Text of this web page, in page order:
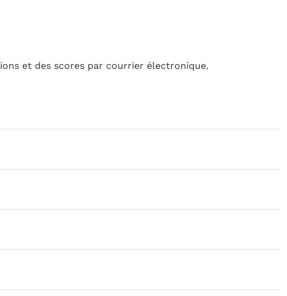
et des scores par courrier électronique.